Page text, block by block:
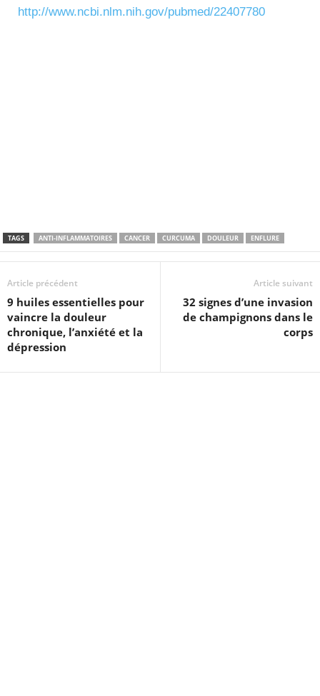
http://www.ncbi.nlm.nih.gov/pubmed/22407780
TAGS ANTI-INFLAMMATOIRES CANCER CURCUMA DOULEUR ENFLURE
Article précédent
9 huiles essentielles pour
vaincre la douleur
chronique, l’anxiété et la
dépression
Article suivant
32 signes d’une invasion
de champignons dans le
corps